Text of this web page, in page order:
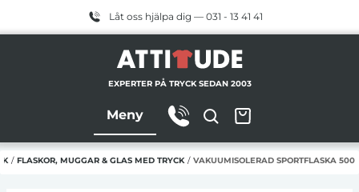
Låt oss hjälpa dig — 031 - 13 41 41
EXPERTER PÅ TRYCK SEDAN 2003
Meny
/ FLASKOR, MUGGAR & GLAS MED TRYCK / VAKUUMISOLERAD SPORTFLASKA